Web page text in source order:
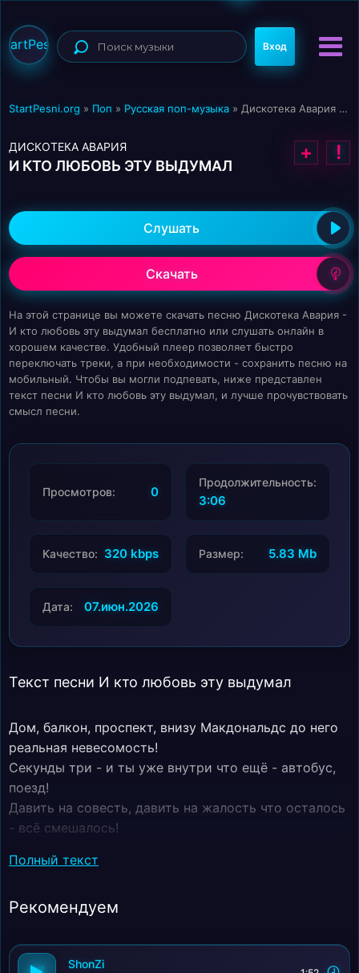
Вход
StartPesni.org » Поп » Русская поп-музыка » Дискотека Авария - И кто любовь эту выдумал
ДИСКОТЕКА АВАРИЯ
И КТО ЛЮБОВЬ ЭТУ ВЫДУМАЛ
+ !
Слушать
Скачать
На этой странице вы можете скачать песню Дискотека Авария -
И кто любовь эту выдумал бесплатно или слушать онлайн в
хорошем качестве. Удобный плеер позволяет быстро
переключать треки, а при необходимости - сохранить песню на
мобильный. Чтобы вы могли подпевать, ниже представлен
текст песни И кто любовь эту выдумал, и лучше прочувствовать
смысл песни.
Просмотров: 0
Продолжительность:
3:06
Качество: 320 kbps Размер: 5.83 Mb
Дата: 07.июн.2026
Текст песни И кто любовь эту выдумал
Дом, балкон, проспект, внизу Макдональдс до него
реальная невесомость!
Секунды три - и ты уже внутри что ещё - автобус,
поезд!
Давить на совесть, давить на жалость что осталось
- всё смешалось!
- с ним встретить старость!
быть, заслужит его ретвит!
прилетел бы на помощь джин!
Пальцы складывают буквы ты - просто кукла, ты -
Полный текст
Рекомендуем
ShonZi